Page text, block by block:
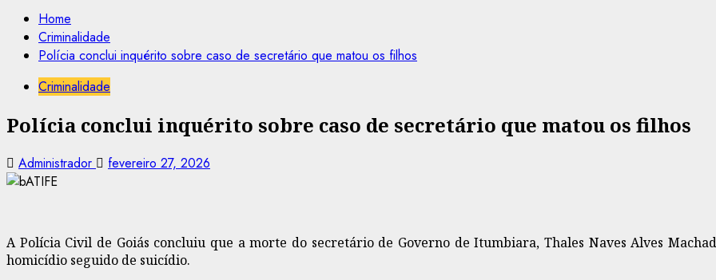
Home
Criminalidade
Polícia conclui inquérito sobre caso de secretário que matou os filhos
Criminalidade
Polícia conclui inquérito sobre caso de secretário que matou os filhos
Administrador fevereiro 27, 2026
A Polícia Civil de Goiás concluiu que a morte do secretário de Governo de Itumbiara, Thales Naves Alves
homicídio seguido de suicídio.